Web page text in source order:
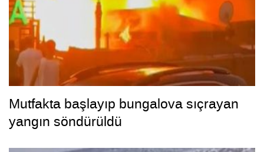
Mutfakta başlayıp bungalova sıçrayan
yangın söndürüldü